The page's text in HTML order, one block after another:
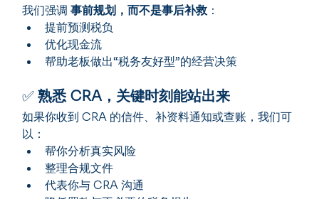
我们强调 事前规划，而不是事后补救 ：
提前预测税负
优化现金流
帮助老板做出“税务友好型”的经营决策
✅ 熟悉 CRA，关键时刻能站出来
如果你收到 CRA 的信件、补资料通知或查账，我们可
以：
帮你分析真实风险
整理合规文件
代表你与 CRA 沟通